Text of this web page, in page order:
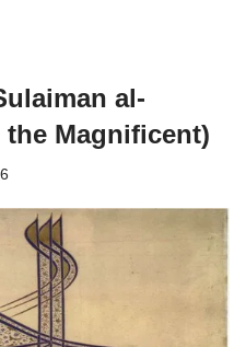
al-
Magnificent)